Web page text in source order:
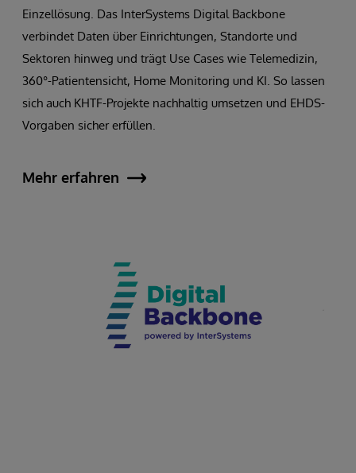
Einzellösung. Das InterSystems Digital Backbone
verbindet Daten über Einrichtungen, Standorte und
Sektoren hinweg und trägt Use Cases wie Telemedizin,
360°-Patientensicht, Home Monitoring und KI. So lassen
sich auch KHTF-Projekte nachhaltig umsetzen und EHDS-
Vorgaben sicher erfüllen.
Mehr erfahren